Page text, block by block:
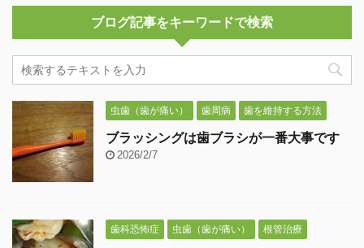
ブログ記事をキーワードで検索
虫歯（歯が痛い） 歯周病 歯を維持する方法
ブラッシングは歯ブラシが一番大事です
2026/2/7
歯科恐怖症 虫歯（歯が痛い） 根管治療